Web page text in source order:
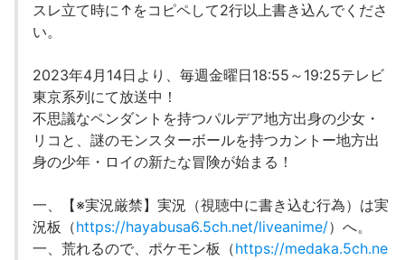
スレ立て時に↑をコピペして2行以上書き込んでくださ
い。
2023年4月14日より、毎週金曜日18:55～19:25テレビ
東京系列にて放送中！
不思議なペンダントを持つパルデア地方出身の少女・
リコと、謎のモンスターボールを持つカントー地方出
身の少年・ロイの新たな冒険が始まる！
一、【※実況厳禁】実況（視聴中に書き込む行為）は実
況板（https://hayabusa6.5ch.net/liveanime/）へ。
一、荒れるので、ポケモン板（https://medaka.5ch.ne